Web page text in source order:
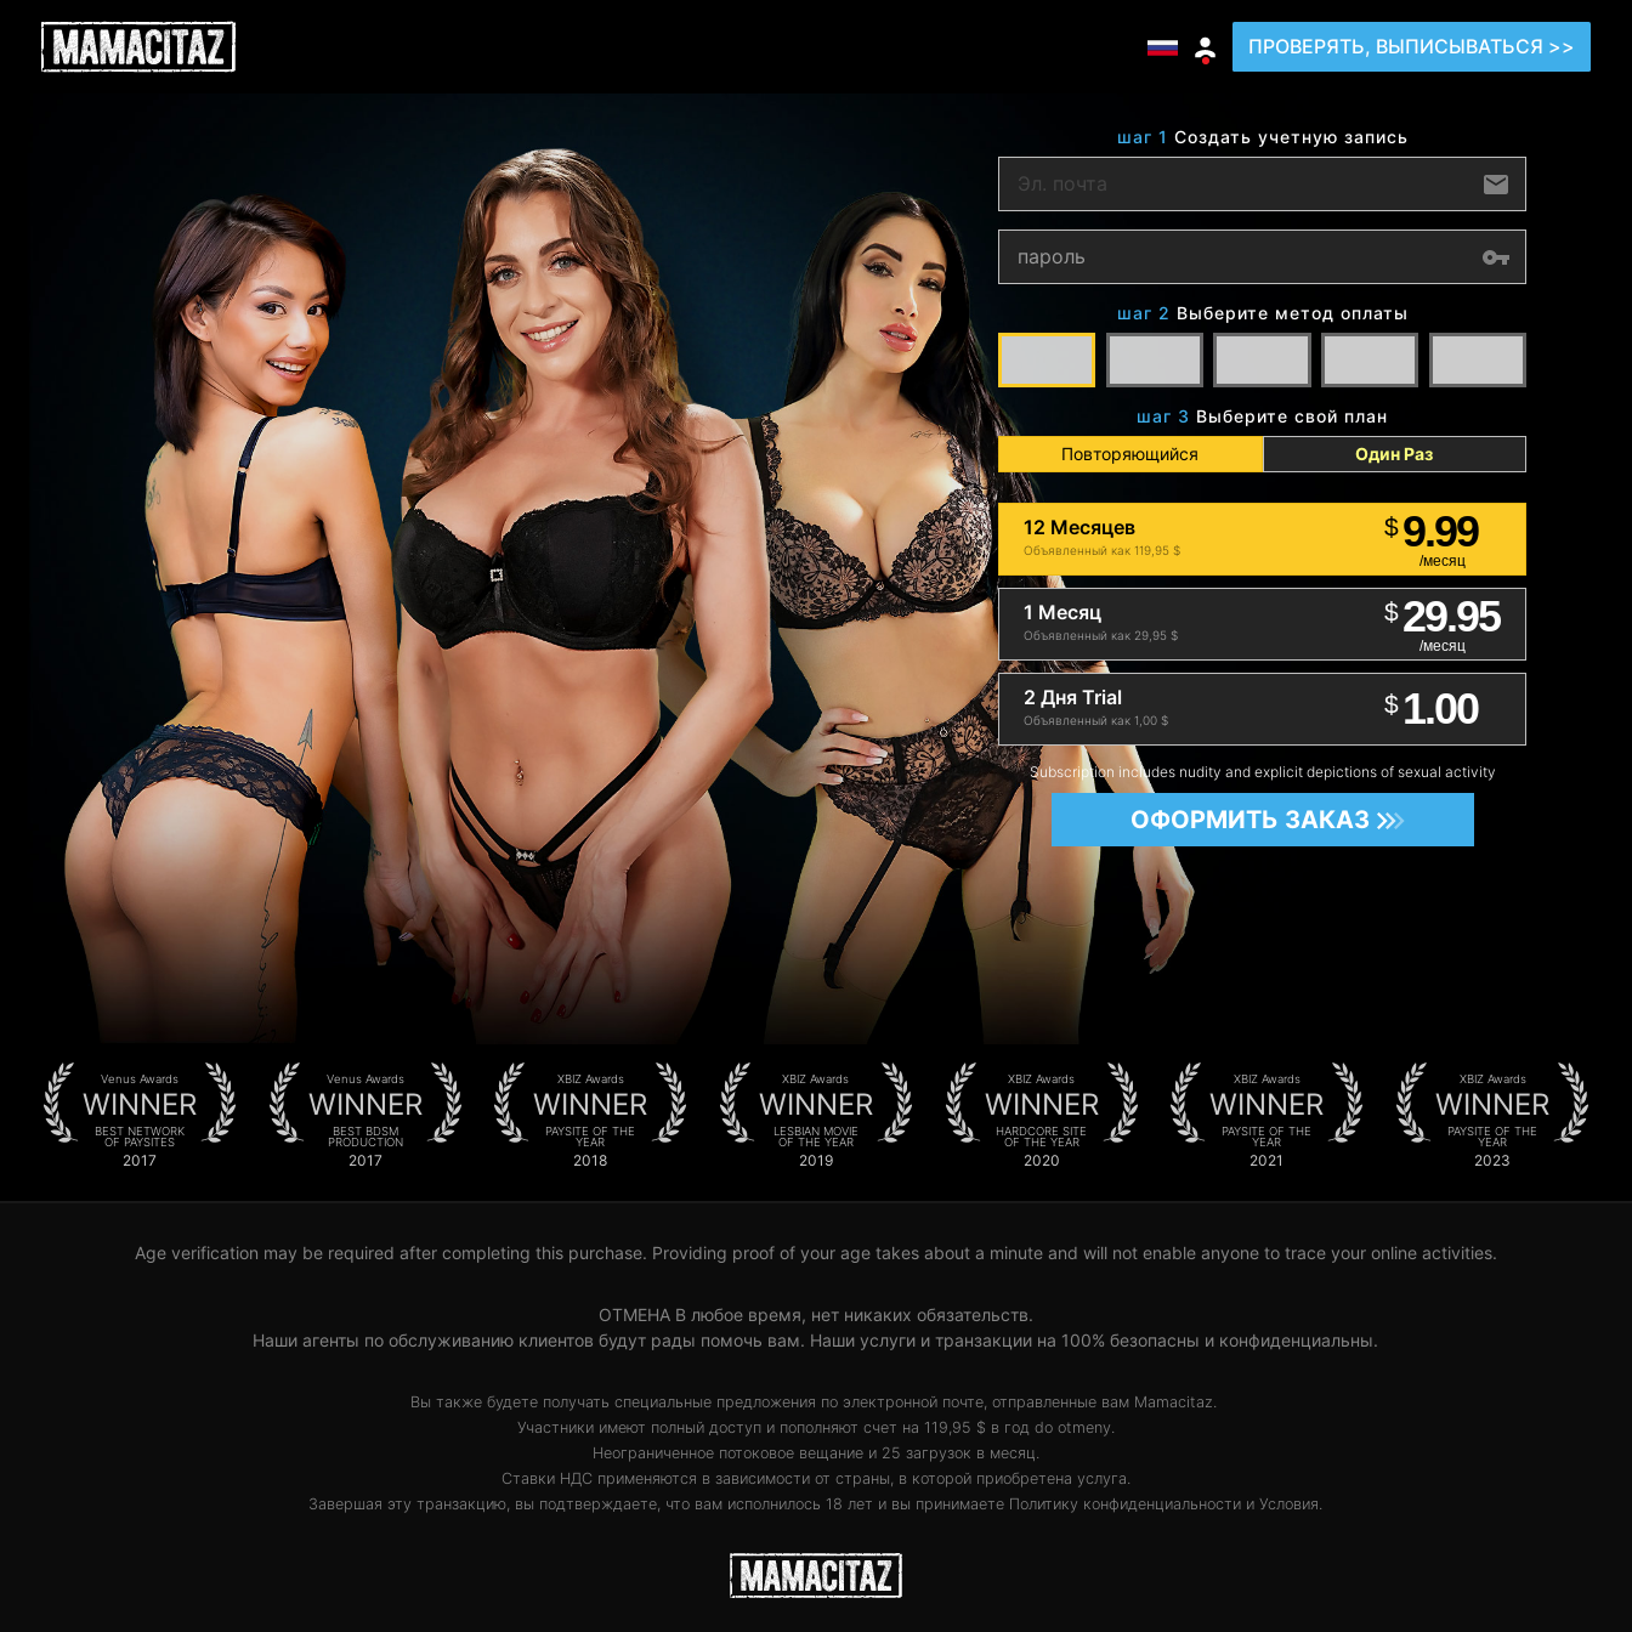
ПРОВЕРЯТЬ, ВЫПИСЫВАТЬСЯ >>
шаг 1 Создать учетную запись
шаг 2 Выберите метод оплаты
шаг 3 Выберите свой план
Повторяющийся
Один Раз
12 Месяцев
Объявленный как 119,95 $
$9.99
/месяц
1 Месяц
Объявленный как 29,95 $
$29.95
/месяц
2 Дня Trial
Объявленный как 1,00 $
$ 1.00
Subscription includes nudity and explicit depictions of sexual activity
ОФОРМИТЬ ЗАКАЗ
Venus Awards
WINNER
BEST NETWORK
OF PAYSITES
2017
Venus Awards
WINNER
BEST BDSM
PRODUCTION
2017
XBIZ Awards
WINNER
PAYSITE OF THE
YEAR
2018
XBIZ Awards
WINNER
LESBIAN MOVIE
OF THE YEAR
2019
XBIZ Awards
WINNER
HARDCORE SITE
OF THE YEAR
2020
XBIZ Awards
WINNER
PAYSITE OF THE
YEAR
2021
XBIZ Awards
WINNER
PAYSITE OF THE
YEAR
2023
Age verification may be required after completing this purchase. Providing proof of your age takes about a minute and will not enable anyone to trace your online activities.
ОТМЕНА В любое время, нет никаких обязательств.
Наши агенты по обслуживанию клиентов будут рады помочь вам. Наши услуги и транзакции на 100% безопасны и конфиденциальны.
Вы также будете получать специальные предложения по электронной почте, отправленные вам Mamacitaz.
Участники имеют полный доступ и пополняют счет на 119,95 $ в год do otmeny.
Неограниченное потоковое вещание и 25 загрузок в месяц.
Ставки НДС применяются в зависимости от страны, в которой приобретена услуга.
Завершая эту транзакцию, вы подтверждаете, что вам исполнилось 18 лет и вы принимаете Политику конфиденциальности иУсловия